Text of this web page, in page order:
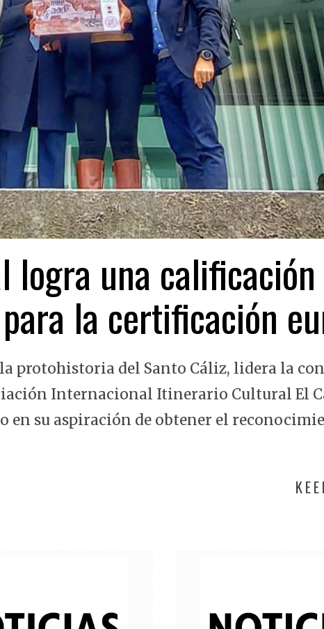
logra una calificación
la certificación
protohistoria del Santo Cáliz, lidera la
Internacional Itinerario Cultural El
en su aspiración de obtener el